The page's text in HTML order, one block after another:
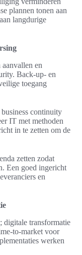
plannen tonen aan
langdurige
en
Back-up- en
toegang
continuity
IT met methoden
in te zetten om de
zetten zodat
Een goed ingericht
en
digitale transformatie
to-market voor
werken